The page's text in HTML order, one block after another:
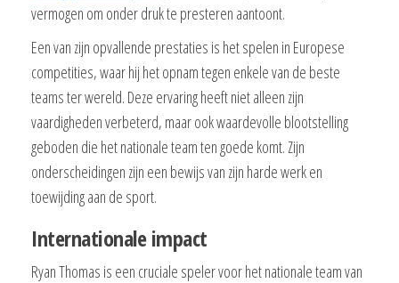
vermogen om onder druk te presteren aantoont.
Een van zijn opvallende prestaties is het spelen in Europese
competities, waar hij het opnam tegen enkele van de beste
teams ter wereld. Deze ervaring heeft niet alleen zijn
vaardigheden verbeterd, maar ook waardevolle blootstelling
geboden die het nationale team ten goede komt. Zijn
onderscheidingen zijn een bewijs van zijn harde werk en
toewijding aan de sport.
Internationale impact
Ryan Thomas is een cruciale speler voor het nationale team van